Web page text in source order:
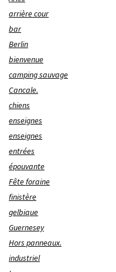
arrière cour
bar
Berlin
bienvenue
camping sauvage
Cancale.
chiens
enseignes
enseignes
entrées
épouvante
Fête foraine
finistère
gelbique
Guernesey
Hors panneaux.
industriel